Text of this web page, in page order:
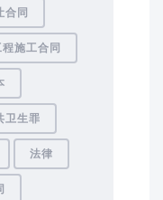
合同
程施工合同
卫生罪
法律